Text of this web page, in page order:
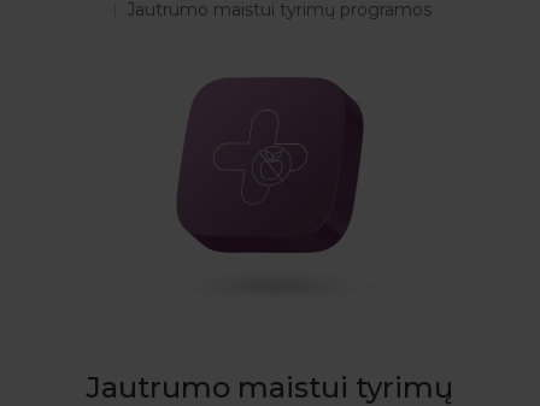
Jautrumo maistui tyrimų programos
Jautrumo maistui tyrimų